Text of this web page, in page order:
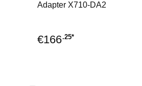
Adapter X710-DA2
€166.25*